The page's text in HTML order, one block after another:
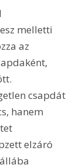
melletti
az
csapdát
hanem
elzáró